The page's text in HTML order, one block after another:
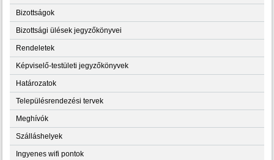
Bizottságok
Bizottsági ülések jegyzőkönyvei
Rendeletek
Képviselő-testületi jegyzőkönyvek
Határozatok
Településrendezési tervek
Meghívók
Szálláshelyek
Ingyenes wifi pontok